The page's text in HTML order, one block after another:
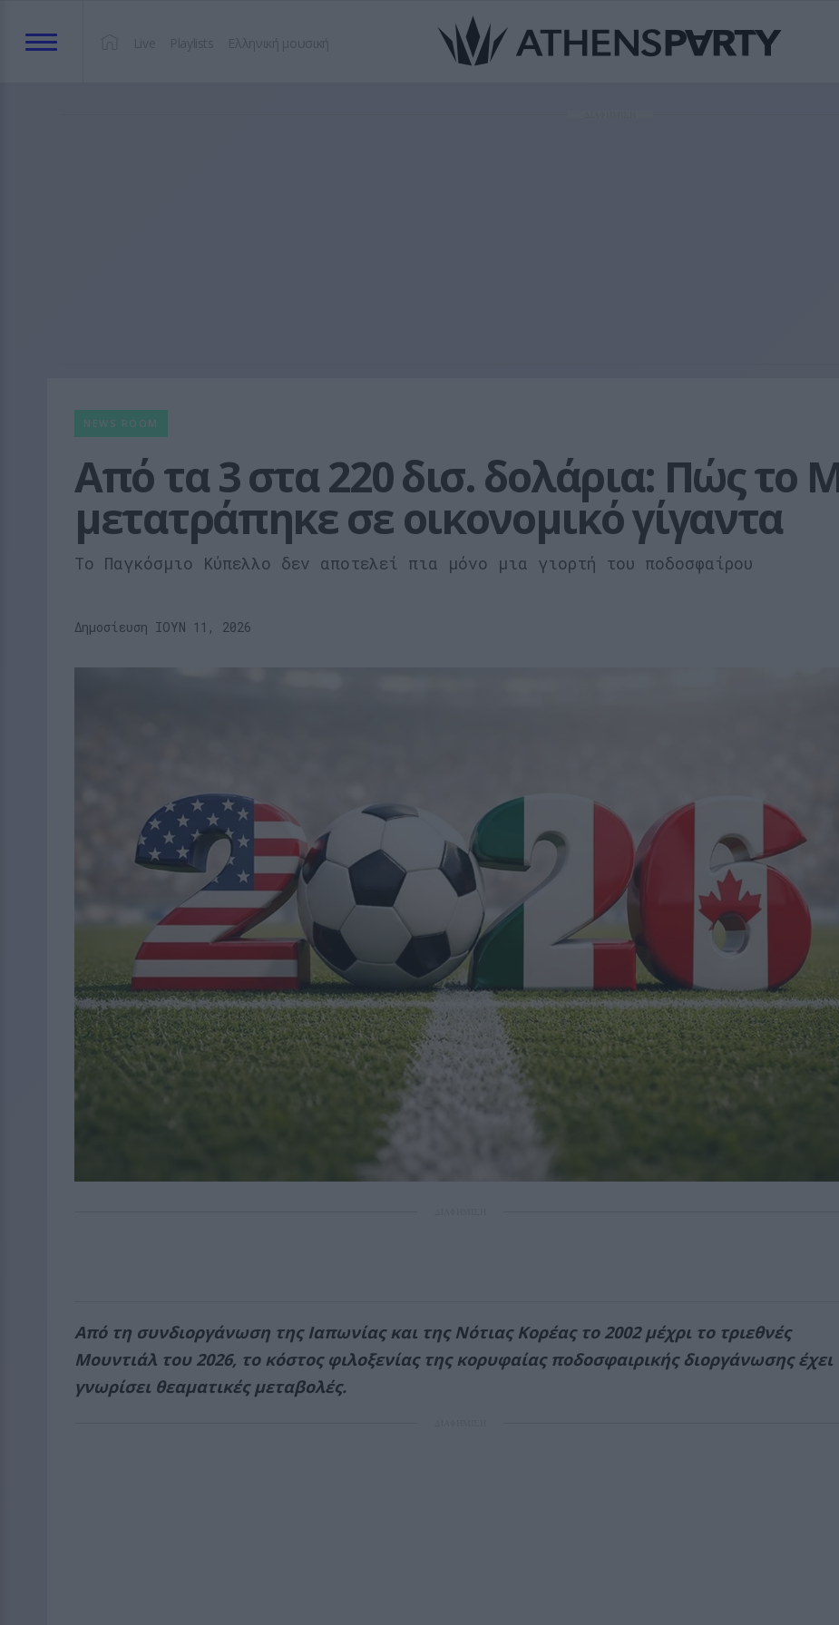
NEWS ROOM
Από τα 3 στα 220 δισ. δολάρια: Πώς το
μετατράπηκε σε οικονομικό γίγαντα
Το Παγκόσμιο Κύπελλο δεν αποτελεί πια μόνο μια γιορτή του ποδοσφαίρου
Δημοσίευση ΙΟΥΝ 11, 2026
Από τη συνδιοργάνωση της Ιαπωνίας και της Νότιας Κορέας το 2002 μέχρι το τριεθνές
Μουντιάλ του 2026, το κόστος φιλοξενίας της κορυφαίας ποδοσφαιρικής διοργάνωσης έχει
γνωρίσει θεαματικές μεταβολές.